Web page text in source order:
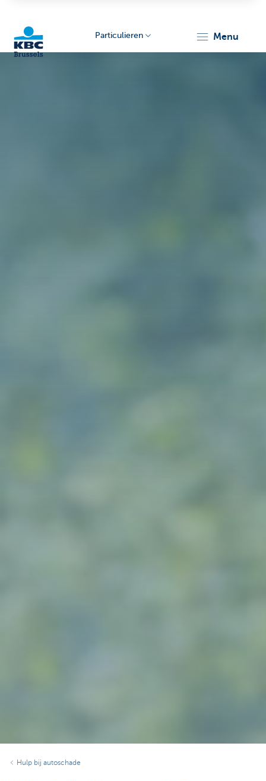
Particulieren menu
Hulp bij autoschade